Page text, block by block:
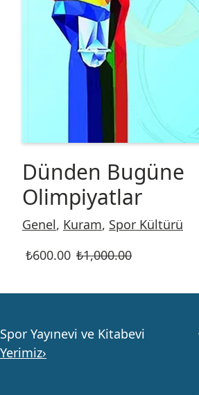
Dünden Bugüne
Olimpiyatlar
Genel, Kuram, Spor Kültürü
₺1,000.00
₺600.00
Spor Yayınevi ve Kitabevi
Yerimiz›